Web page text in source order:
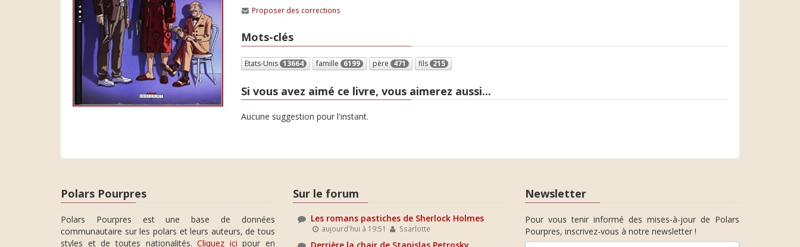
Proposer des corrections
Mots-clés
Etats-Unis 13664 famille 6199 père 471 fils 215
Si vous avez aimé ce livre, vous aimerez aussi...
Aucune suggestion pour l'instant.
Polars Pourpres
Polars Pourpres est une base de données
communautaire sur les polars et leurs auteurs, de tous
styles et de toutes nationalités.Cliquez ici pour en
Sur le forum
Les romans pastiches de Sherlock Holmes
aujourd'hui à 19:51 Ssarlotte
Derrière la chair de Stanislas Petrosky
Newsletter
Pour vous tenir informé des mises-à-jour de Polars
Pourpres, inscrivez-vous à notre newsletter !